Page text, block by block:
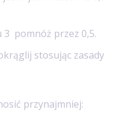
3 pomnóż przez 0,5.
stosując zasady
przynajmniej: